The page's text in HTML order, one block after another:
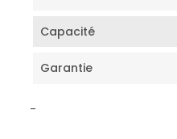
Capacité
Garantie
-